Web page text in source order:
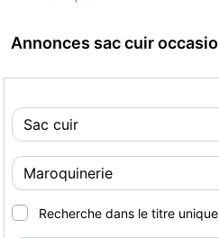
Annonces sac cuir
Recherche dans le titre